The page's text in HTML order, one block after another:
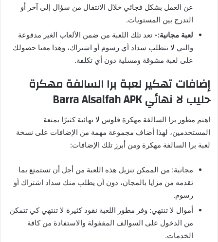
عن العمل بشكل فجائي خلال الانتقال من سؤال إلى آخر أو
التدرج بين المستويات.
لعبة مجانية:- تعد تلك اللعبة من ضمن الألعاب الغير مدفوعة
والتي لا تتطلب سداد أي رسوم أو اشتراك، وهذا معنا حصولك
على لعبة مشوقة ومسلية دون أي تكلفة.
إضافات تهكير لعبة برا السالفة مهكرة
حليب لا نهائي Barra Alsalfah APK
اهتم مطور برا السالفة مهكرة فلوس لا نهائية كثيرًا بمتعة
المستخدمين، لهذا أضاف مجموعة مهمة من الإضافات على نسخة
لعبة برا السالفة مهكرة ومن أبرز تلك الإضافات:
مجانية: من الممكن تنزيل هذه اللعبة من أجل أن تستمتع بما
تقدمه من مزايا بالمجان، دون أن يطلب منك سداد اشتراك أو
رسوم.
أموال لا تنتهي: وفر مطور اللعبة نقود كثيرة لا تنتهي كي تتمكن
من الدخول على السوالف المقفولة والاستفادة من كافة
الخدمات.